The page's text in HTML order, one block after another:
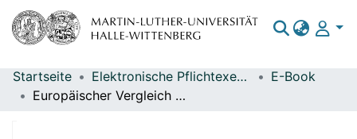
Bereiche & Sammlungen
Startseite Elektronische Pflichtexemplare
E-Book
Europäischer Vergleich der statistischen Verfahren zur Erfassung dezentraler Strom- und Wärmebereitstellung aus erneuerbaren Energien : Endbericht / von Tanja Kenkmann, Katja Hünecke, Moritz Vogel (Öko-Institut, Freiburg/Darmstadt) ; unter Mitarbeit von Benedikt Tezak, Carmen Loschke, Rebecca Mölle (Öko-Institut, Freiburg), Anna Poblocka-Dirakis, Robert Brückmann (eclareon, Berlin) ; im Auftrag des Umweltbundesamtes ; Durchführung der Studie: Öko-Institut e.V. ; Redaktion: Fachgebiet V 1.5 Energiedaten - Geschäftsstelle der Arbeitsgruppe Erneuerbare Energien-Statistik (AGEE-Stat) - Roman Engelhardt, Michael Memmler